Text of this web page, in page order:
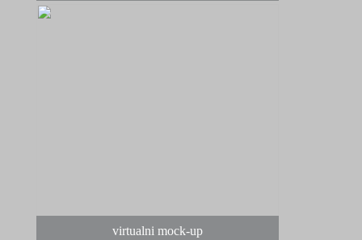
virtualni mock-up